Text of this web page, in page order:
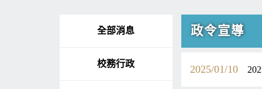
全部消息
校務行政
政令宣導
2025/01/10